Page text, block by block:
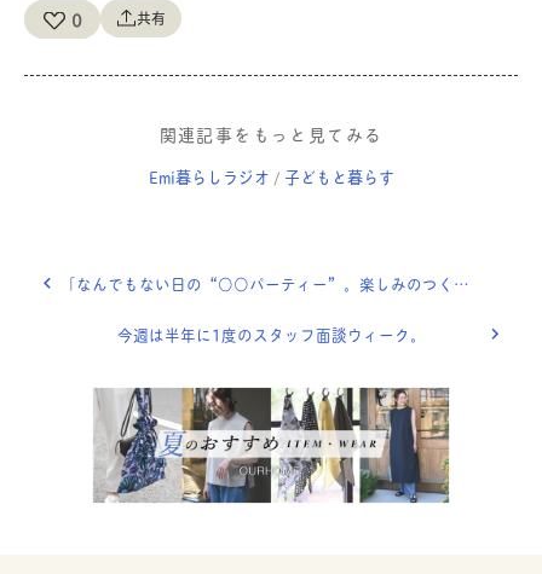
0 共有
関連記事をもっと見てみる
Emi暮らしラジオ / 子どもと暮らす
「なんでもない日の“○○パーティー”。楽しみのつくり方。」 OURHOME WEB LETTER
今週は半年に1度のスタッフ面談ウィーク。